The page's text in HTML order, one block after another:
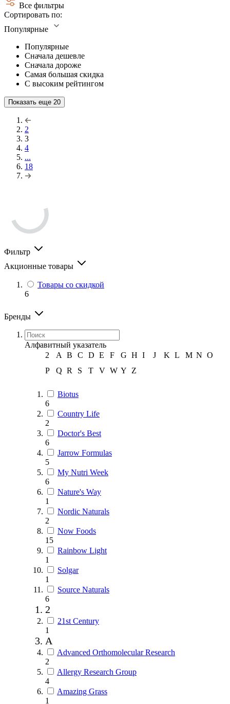
Все фильтры
Сортировать по:
Популярные
Популярные
Сначала дешевле
Сначала дороже
Самая большая скидка
С высоким рейтингом
Показать еще 20
2
3
4
...
18
Фильтр
Акционные товары
Товары со скидкой
6
Бренды
Алфавитный указатель
2
A B C D E F G H I J K L M N O
P
Q R S T V W Y Z
Biotus
6
Country Life
2
Doctor's Best
6
Jarrow Formulas
5
My Nutri Week
6
Nature's Way
1
Nordic Naturals
2
Now Foods
15
Rainbow Light
1
Solgar
1
Source Naturals
6
2
21st Century
1
A
Advanced Orthomolecular Research
2
Allergy Research Group
4
Amazing Grass
1